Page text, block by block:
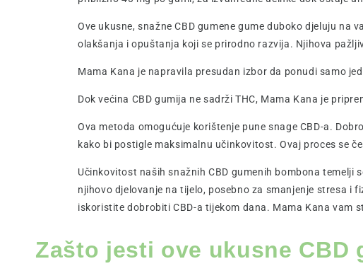
Ove ukusne, snažne CBD gumene gume duboko djeluju
olakšanja i opuštanja koji se prirodno razvija. Njihova
Mama Kana je napravila presudan izbor da ponudi samo
Dok većina CBD gumija ne sadrži THC, Mama Kana je
Ova metoda omogućuje korištenje pune snage CBD-a.
kako bi postigle maksimalnu učinkovitost. Ovaj proces se
Učinkovitost naših snažnih CBD gumenih bombona
njihovo djelovanje na tijelo, posebno za smanjenje stresa
iskoristite dobrobiti CBD-a tijekom dana. Mama Kana vam
Zašto jesti ove ukusne CBD